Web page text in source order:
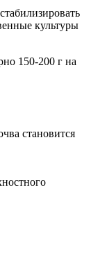
культуры
150-200 г на
становится